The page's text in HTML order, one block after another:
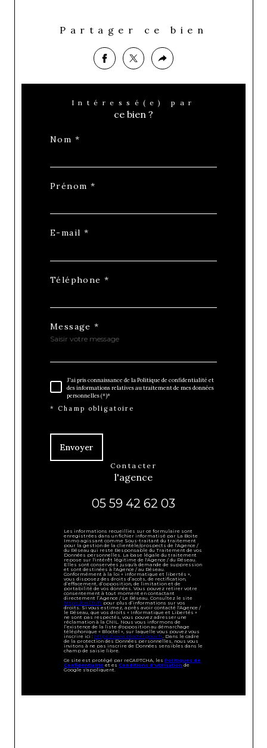
Partager ce bien
Intéressé(e) par
ce bien ?
Nom *
Prénom *
E-mail *
Téléphone *
Message *
J'ai pris connaissance de la Politique de confidentialité et
des informations relatives au traitement de mes données
personnelles (*)*
* Champ obligatoire
Envoyer
contacter
l'agence
05 59 42 62 03
Les informations recueillies sur ce formulaire sont
enregistrées dans un fichier informatisé par La Boite
Immo agissant comme Sous-traitant du traitement
pour la gestion de la clientèle/prospects de l'Agence /
du Réseau qui reste Responsable du Traitement de vos
Données personnelles. La base légale du traitement
repose sur l'intérêt légitime de l'Agence / du Réseau.
Elles sont conservées jusqu'à demande de suppression
et sont destinées à l'Agence / au Réseau.
Conformément à la loi « informatique et libertés »,
vous disposez des droits d’accès, de rectification,
d’effacement, d’opposition, de limitation et de
portabilité de vos données. Vous pouvez retirer votre
consentement à tout moment en contactant
directement l’Agence / Le Réseau. Consultez le site
https://cnil.fr/fr pour plus d’informations sur vos
droits. Si vous estimez, après avoir contacté l'Agence /
le Réseau, que vos droits « Informatique et Libertés »
ne sont pas respectés, vous pouvez adresser une
réclamation à la CNIL. Nous vous informons de
l’existence de la liste d'opposition au démarchage
téléphonique « Bloctel », sur laquelle vous pouvez vous
inscrire ici : https://www.bloctel.gouv.fr . Dans le cadre
de la protection des Données personnelles, nous vous
invitons à ne pas inscrire de Données sensibles dans le
champ de saisie libre.
Ce site est protégé par reCAPTCHA, lesPolitiques de
Confidentialité et esConditions d'utilisationde
Google s'appliquent.